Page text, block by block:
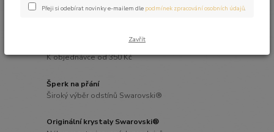
K objednávce od 350 Kč
Šperk na přání
Široký výběr odstínů Swarovski®
Originální krystaly Swarovski®
Přeji si odebírat novinky e-mailem dle podmínek zpracování osobních údajů
Zavřít